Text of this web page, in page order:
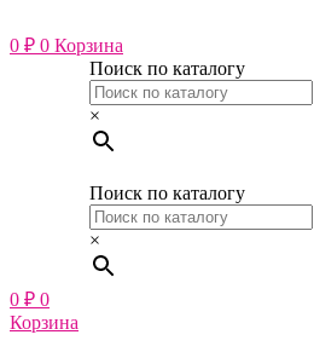
к
содержимому
0 ₽ 0 Корзина
Поиск по каталогу
×
Поиск по каталогу
×
0 ₽ 0
Корзина